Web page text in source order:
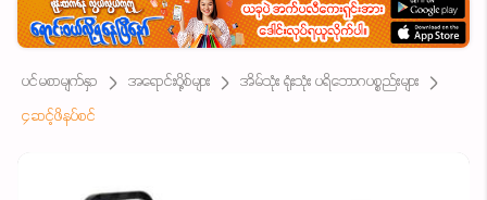
ပင်မစာမျက်နှာ အရောင်းပို့စ်များ
အိမ်သုံး ရုံးသုံး ပရိဘောဂပစ္စည်းများ
၄ဆင့်ဖိနပ်စင်